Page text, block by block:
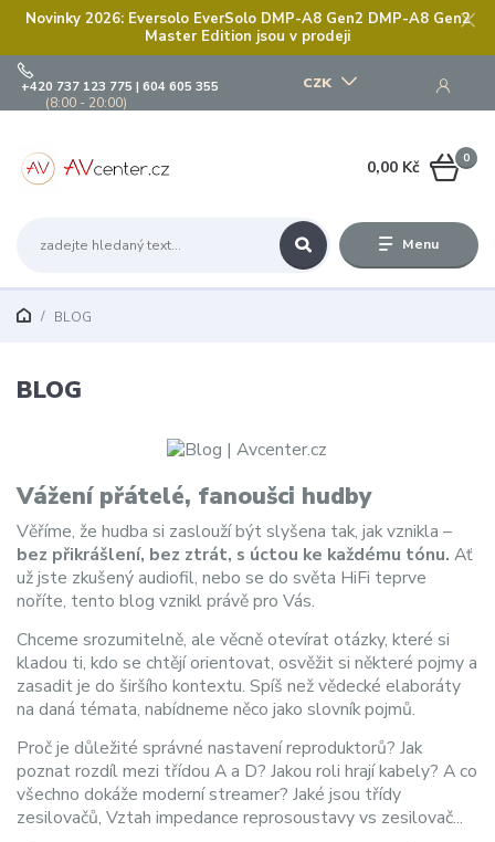
Novinky 2026: Eversolo EverSolo DMP-A8 Gen2 DMP-A8 Gen2
Master Edition jsou v prodeji
Menu
CZK
+420 737 123 775 | 604 605 355
(8:00 - 20:00)
0
0,00 Kč
BLOG
BLOG
Vážení přátelé, fanoušci hudby
Věříme, že hudba si zaslouží být slyšena tak, jak vznikla –
bez přikrášlení, bez ztrát, s úctou ke každému tónu. Ať
už jste zkušený audiofil, nebo se do světa HiFi teprve
noříte, tento blog vznikl právě pro Vás.
Chceme srozumitelně, ale věcně otevírat otázky, které si
kladou ti, kdo se chtějí orientovat, osvěžit si některé pojmy a
zasadit je do širšího kontextu. Spíš než vědecké elaboráty
na daná témata, nabídneme něco jako slovník pojmů.
Proč je důležité správné nastavení reproduktorů? Jak
poznat rozdíl mezi třídou A a D? Jakou roli hrají kabely? A co
všechno dokáže moderní streamer? Jaké jsou třídy
zesilovačů, Vztah impedance reprosoustavy vs zesilovač...